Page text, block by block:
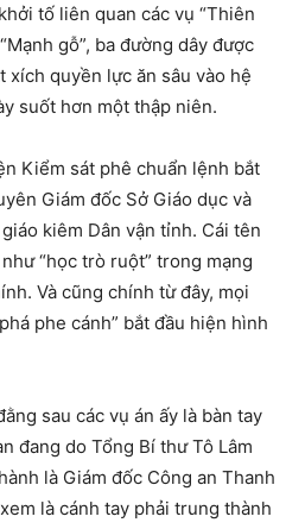
tố liên quan các vụ “Thiên
gỗ”, ba đường dây được
xích quyền lực ăn sâu vào hệ
suốt hơn một thập niên.
Kiểm sát phê chuẩn lệnh bắt
Giám đốc Sở Giáo dục và
kiêm Dân vận tỉnh. Cái tên
“học trò ruột” trong mạng
Và cũng chính từ đây, mọi
phe cánh” bắt đầu hiện hình
sau các vụ án ấy là bàn tay
đang do Tổng Bí thư Tô Lâm
là Giám đốc Công an Thanh
là cánh tay phải trung thành